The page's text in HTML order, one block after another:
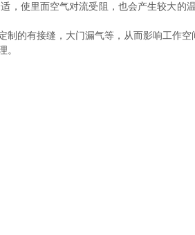
使里面空气对流受阻，也会产生较大的
的有接缝，大门漏气等，从而影响工作
。